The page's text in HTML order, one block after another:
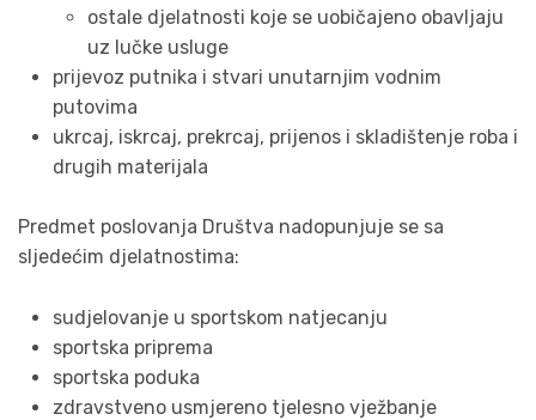
ostale djelatnosti koje se uobičajeno obavljaju
uz lučke usluge
prijevoz putnika i stvari unutarnjim vodnim
putovima
ukrcaj, iskrcaj, prekrcaj, prijenos i skladištenje roba i
drugih materijala
Predmet poslovanja Društva nadopunjuje se sa
sljedećim djelatnostima:
sudjelovanje u sportskom natjecanju
sportska priprema
sportska poduka
zdravstveno usmjereno tjelesno vježbanje